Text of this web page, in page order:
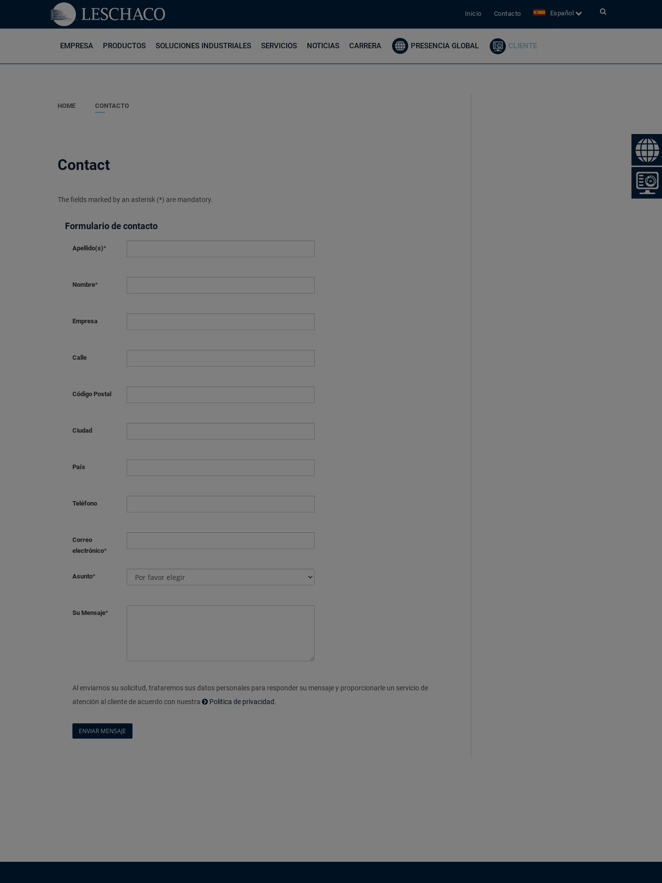
Inicio Contacto Español
EMPRESA PRODUCTOS SOLUCIONES INDUSTRIALES SERVICIOS NOTICIAS CARRERA PRESENCIA GLOBAL CLIENTE
HOME CONTACTO
Contact
The fields marked by an asterisk (*) are mandatory.
Formulario de contacto
Apellido(s)*
Nombre*
Empresa
Calle
Código Postal
Ciudad
País
Teléfono
Correo
electrónico*
Asunto*
Su Mensaje*
Al enviarnos su solicitud, trataremos sus datos personales para responder su mensaje y proporcionarle un servicio de
atención al cliente de acuerdo con nuestra
Politica de privacidad.